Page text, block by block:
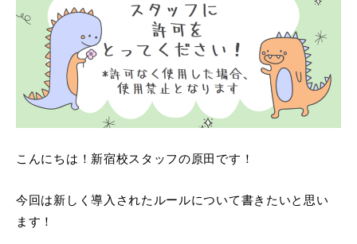
こんにちは！新宿校スタッフの原田です！
今回は新しく導入されたルールについて書きたいと思い
ます！